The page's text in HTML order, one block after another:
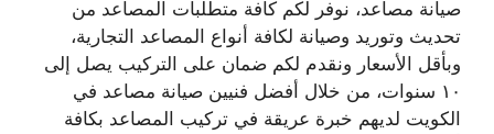
صيانة مصاعد، نوفر لكم كافة متطلبات المصاعد من
تحديث وتوريد وصيانة لكافة أنواع المصاعد التجارية،
وبأقل الأسعار ونقدم لكم ضمان على التركيب يصل إلى
١٠ سنوات، من خلال أفضل فنيين صيانة مصاعد في
الكويت لديهم خبرة عريقة في تركيب المصاعد بكافة